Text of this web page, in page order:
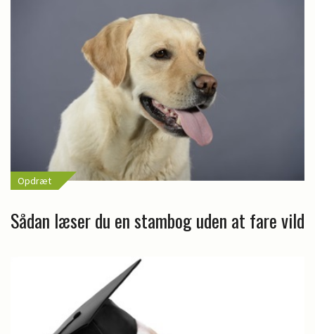
Opdræt
Sådan læser du en stambog uden at fare vild